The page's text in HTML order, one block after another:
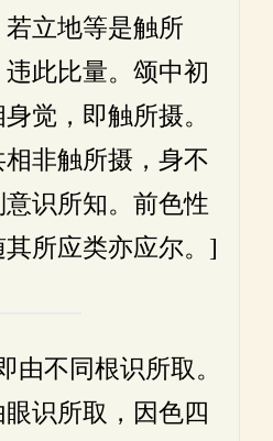
立地等是触所
此比量。颂中初
觉，即触所摄。
非触所摄，身不
识所知。前色性
所应类亦应尔。]
由不同根识所取。
识所取，因色四